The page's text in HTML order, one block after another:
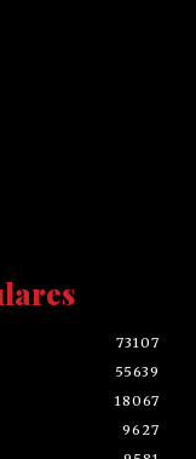
73107
55639
18067
9627